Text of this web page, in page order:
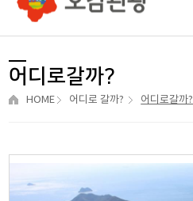
어디로갈까?
HOME 어디로 갈까? 어디로갈까?